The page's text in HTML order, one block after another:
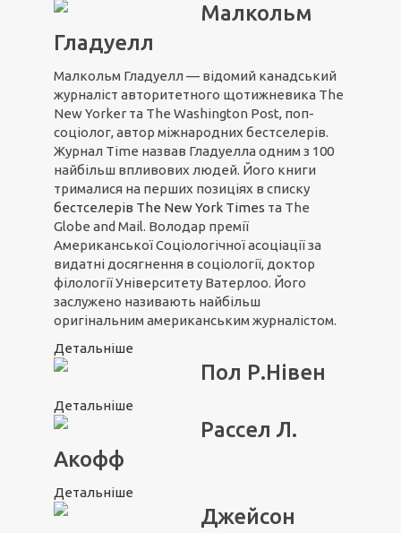
Малкольм
Гладуелл
Малкольм Гладуелл — відомий канадський
журналіст авторитетного щотижневика The
New Yorker та The Washington Post, поп-
соціолог, автор міжнародних бестселерів.
Журнал Time назвав Гладуелла одним з 100
найбільш впливових людей. Його книги
трималися на перших позиціях в списку
бестселерів The New York Times та The
Globe and Mail. Володар премії
Американської Соціологічної асоціації за
видатні досягнення в соціології, доктор
філології Університету Ватерлоо. Його
заслужено називають найбільш
оригінальним американським журналістом.
Детальніше
Пол Р.Нівен
Детальніше
Рассел Л.
Акофф
Детальніше
Джейсон